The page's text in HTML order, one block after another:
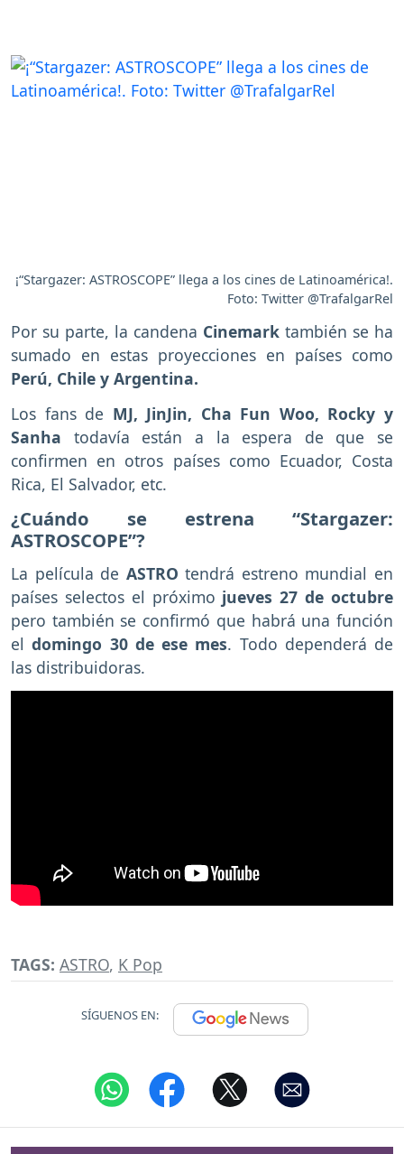
¡“Stargazer: ASTROSCOPE” llega a los cines de Latinoamérica!.
Foto: Twitter @TrafalgarRel
Por su parte, la candena Cinemark también se ha
sumado en estas proyecciones en países como
Perú, Chile y Argentina.
Los fans de MJ, JinJin, Cha Fun Woo, Rocky y
Sanha todavía están a la espera de que se
confirmen en otros países como Ecuador, Costa
Rica, El Salvador, etc.
¿Cuándo se estrena “Stargazer:
ASTROSCOPE”?
La película de ASTRO tendrá estreno mundial en
países selectos el próximo jueves 27 de octubre
pero también se confirmó que habrá una función
eldomingo 30 de ese mes. Todo dependerá de
las distribuidoras.
TAGS: ASTRO, K Pop
SÍGUENOS EN: